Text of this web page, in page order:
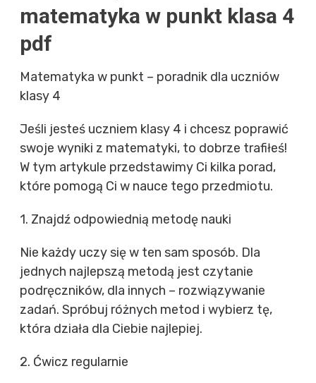
matematyka w punkt klasa 4
pdf
Matematyka w punkt – poradnik dla uczniów
klasy 4
Jeśli jesteś uczniem klasy 4 i chcesz poprawić
swoje wyniki z matematyki, to dobrze trafiłeś!
W tym artykule przedstawimy Ci kilka porad,
które pomogą Ci w nauce tego przedmiotu.
1. Znajdź odpowiednią metodę nauki
Nie każdy uczy się w ten sam sposób. Dla
jednych najlepszą metodą jest czytanie
podręczników, dla innych – rozwiązywanie
zadań. Spróbuj różnych metod i wybierz tę,
która działa dla Ciebie najlepiej.
2. Ćwicz regularnie